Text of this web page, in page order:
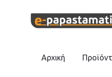
navigation
Αρχική